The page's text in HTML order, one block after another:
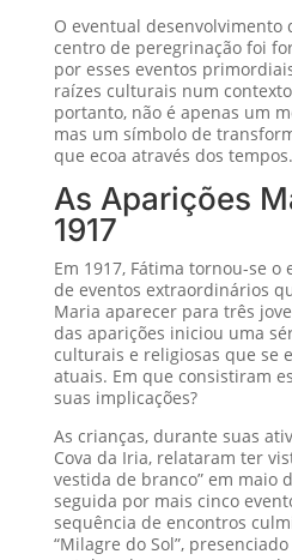
O eventual desenvolvimento
centro de peregrinação foi
por esses eventos
raízes culturais num
portanto, não é apenas um
mas um símbolo de
que ecoa através dos tempos.
As Aparições
1917
Em 1917, Fátima tornou-se
de eventos extraordinários
Maria aparecer para três
das aparições iniciou uma
culturais e religiosas que se
atuais. Em que consistiram
suas implicações?
As crianças, durante suas
Cova da Iria, relataram ter
vestida de branco” em maio
seguida por mais cinco
sequência de encontros
“Milagre do Sol”,